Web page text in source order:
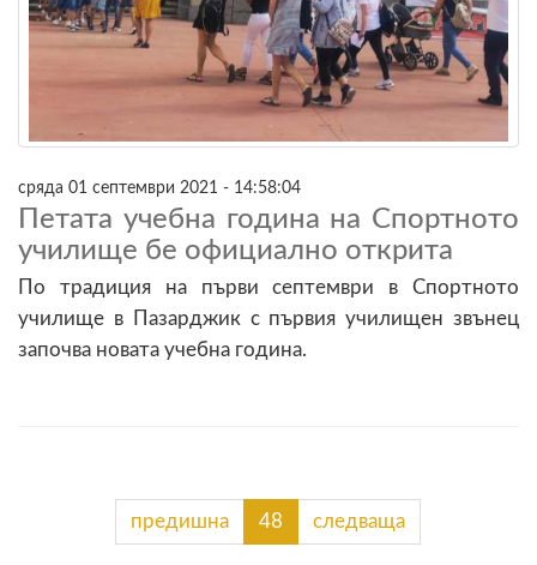
сряда 01 септември 2021 - 14:58:04
Петата учебна година на Спортното
училище бе официално открита
По традиция на първи септември в Спортното
училище в Пазарджик с първия училищен звънец
започва новата учебна година.
предишна 48 следваща